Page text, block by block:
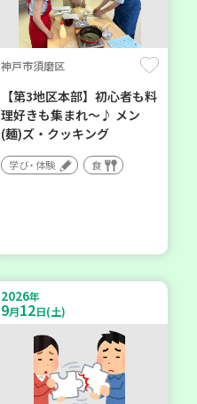
神戸市須磨区
【第3地区本部】初心者も料
理好きも集まれ～♪ メン
(麺)ズ・クッキング
学び・体験 食
2026年
9月12日(土)